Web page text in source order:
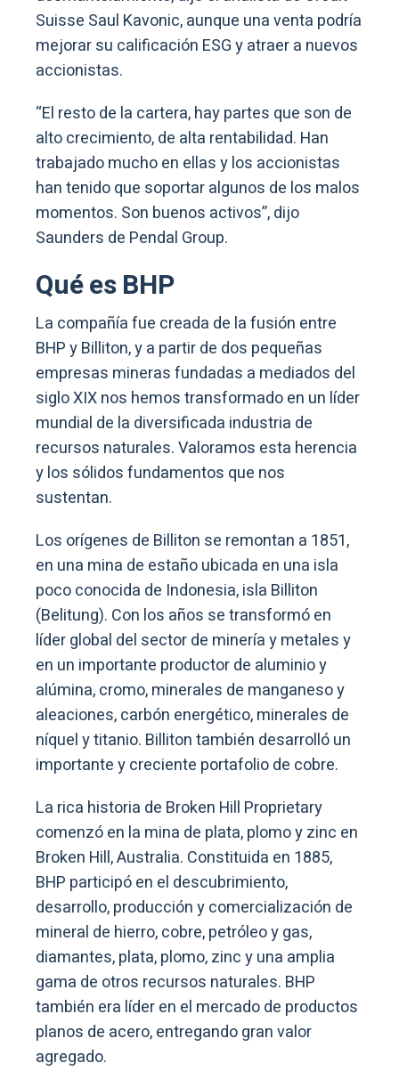
Suisse Saul Kavonic, aunque una venta podría
mejorar su calificación ESG y atraer a nuevos
accionistas.
“El resto de la cartera, hay partes que son de
alto crecimiento, de alta rentabilidad. Han
trabajado mucho en ellas y los accionistas
han tenido que soportar algunos de los malos
momentos. Son buenos activos”, dijo
Saunders de Pendal Group.
Qué es BHP
La compañía fue creada de la fusión entre
BHP y Billiton, y a partir de dos pequeñas
empresas mineras fundadas a mediados del
siglo XIX nos hemos transformado en un líder
mundial de la diversificada industria de
recursos naturales. Valoramos esta herencia
y los sólidos fundamentos que nos
sustentan.
Los orígenes de Billiton se remontan a 1851,
en una mina de estaño ubicada en una isla
poco conocida de Indonesia, isla Billiton
(Belitung). Con los años se transformó en
líder global del sector de minería y metales y
en un importante productor de aluminio y
alúmina, cromo, minerales de manganeso y
aleaciones, carbón energético, minerales de
níquel y titanio. Billiton también desarrolló un
importante y creciente portafolio de cobre.
La rica historia de Broken Hill Proprietary
comenzó en la mina de plata, plomo y zinc en
Broken Hill, Australia. Constituida en 1885,
BHP participó en el descubrimiento,
desarrollo, producción y comercialización de
mineral de hierro, cobre, petróleo y gas,
diamantes, plata, plomo, zinc y una amplia
gama de otros recursos naturales. BHP
también era líder en el mercado de productos
planos de acero, entregando gran valor
agregado.